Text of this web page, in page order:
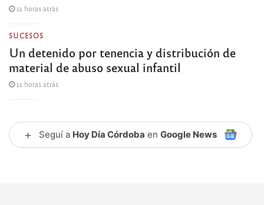
11 horas atrás
SUCESOS
Un detenido por tenencia y distribución de
material de abuso sexual infantil
11 horas atrás
+ Seguí a Hoy Día Córdoba en Google News